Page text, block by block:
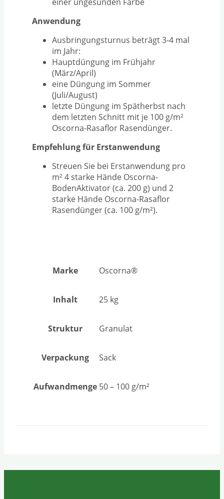
Anwendung
Ausbringungsturnus beträgt 3-4 mal
im Jahr:
Hauptdüngung im Frühjahr
(März/April)
eine Düngung im Sommer
(Juli/August)
letzte Düngung im Spätherbst nach
dem letzten Schnitt mit je 100 g/m²
Oscorna-Rasaflor Rasendünger.
Empfehlung für Erstanwendung
Streuen Sie bei Erstanwendung pro
m² 4 starke Hände Oscorna-
BodenAktivator (ca. 200 g) und 2
starke Hände Oscorna-Rasaflor
Rasendünger (ca. 100 g/m²).
Marke Oscorna®
Inhalt 25 kg
Struktur Granulat
Verpackung Sack
Aufwandmenge 50 – 100 g/m²